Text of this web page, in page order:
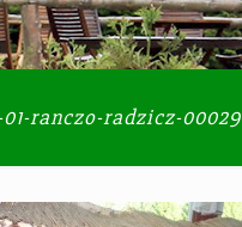
01-ranczo-radzicz-00029